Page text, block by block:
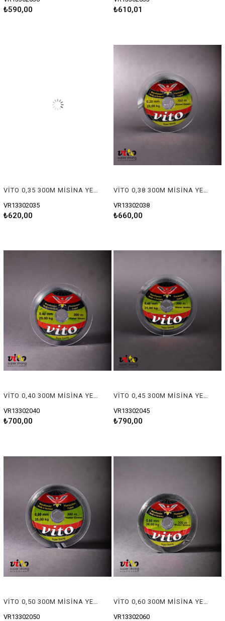
₺590,00 ₺610,01
VR13302035
₺620,00
VR13302038
₺660,00
VİTO 0,40 300M MİSİNA YEŞİL
VR13302040
₺700,00
VİTO 0,45 300M MİSİNA YEŞİL
VR13302045
₺790,00
VR13302050
VR13302060